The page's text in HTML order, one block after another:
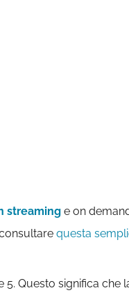
streaming e on
questa
5. Questo significa che